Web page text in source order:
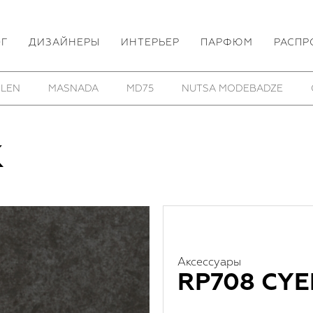
ДИЗАЙНЕРЫ ИНТЕРЬЕР ПАРФЮМ
MODEBADZE OSS PARTS OF FOUR
Аксессуары
RP708